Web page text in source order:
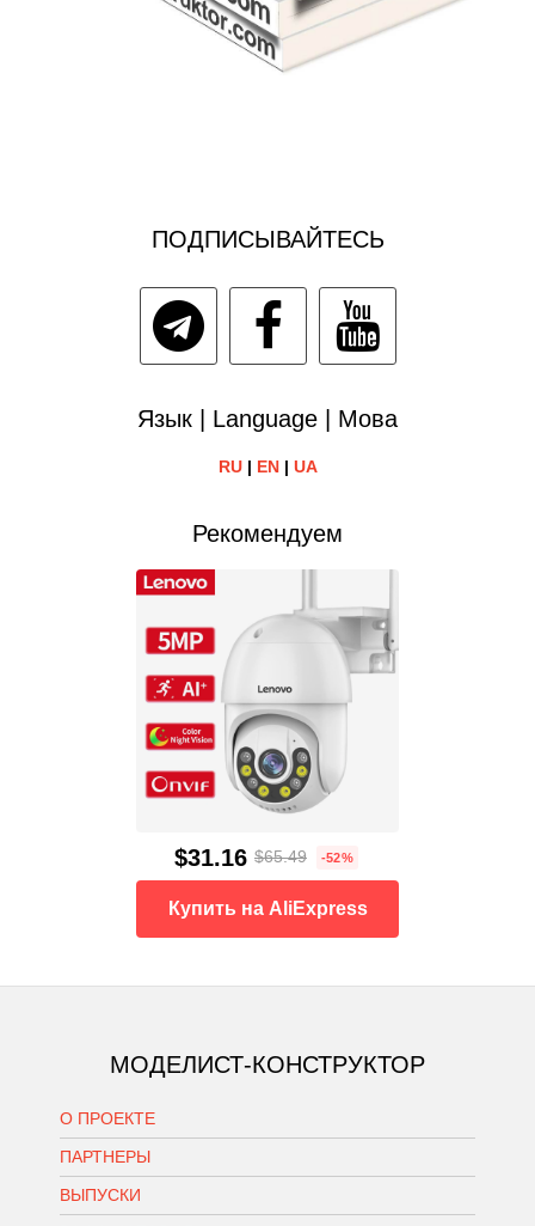
ПОДПИСЫВАЙТЕСЬ
Язык | Language | Мова
RU| EN| UA
Рекомендуем
$31.16 $65.49 -52%
Купить на AliExpress
МОДЕЛИСТ-КОНСТРУКТОР
О ПРОЕКТЕ
ПАРТНЕРЫ
ВЫПУСКИ